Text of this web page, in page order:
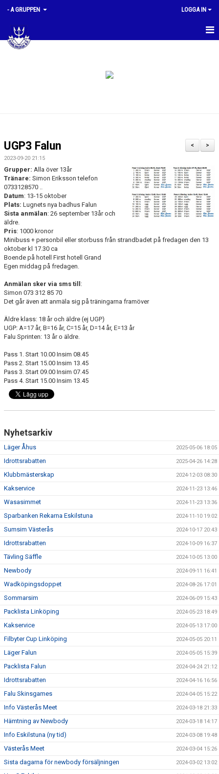
- A GRUPPEN LOGGA IN
HEM
DOKUMENT
>
<
UGP3 Falun
2023-09-20 21:15
Grupper: Alla över 13år
Tränare: Simon Eriksson telefon
0733128570 ..
Datum: 13-15 oktober
Plats: Lugnets nya badhus Falun
Sista anmälan: 26 september 13år och
äldre.
Pris: 1000 kronor
Minibuss + personbil eller storbuss från strandbadet på fredagen den 13
oktober kl 17.30 ca
Boende på hotell First hotell Grand
Egen middag på fredagen.
Anmälan sker via sms till :
Simon 073 312 85 70
Det går även att anmäla sig på träningarna framöver
Äldre klass: 18 år och äldre (ej UGP)
UGP: A=17 år, B=16 år, C=15 år, D=14 år, E=13 år
Falu Sprinten: 13 år o äldre.
Pass 1. Start 10.00 Insim 08.45
Pass 2. Start 15.00 Insim 13.45
Pass 3. Start 09.00 Insim 07.45
Pass 4. Start 15.00 Insim 13.45
Nyhetsarkiv
Läger Åhus 2025-05-06 18:05
Idrottsrabatten 2025-04-26 14:28
Klubbmästerskap 2024-12-03 08:30
Kakservice 2024-11-23 13:46
Wasasimmet 2024-11-23 13:36
Sparbanken Rekarna Eskilstuna 2024-11-10 19:02
Sumsim Västerås 2024-10-17 20:43
Idrottsrabatten 2024-10-09 16:37
Tävling Säffle 2024-10-05 13:00
Newbody 2024-09-11 16:41
Wadköpingsdoppet 2024-08-26 17:01
Sommarsim 2024-06-09 15:43
Packlista Linköping 2024-05-23 18:49
Kakservice 2024-05-13 17:00
Filbyter Cup Linköping 2024-05-05 20:11
Läger Falun 2024-05-05 15:39
Packlista Falun 2024-04-24 21:12
Idrottsrabatten 2024-04-16 16:56
Falu Skinsgames 2024-04-05 15:22
Info Västerås Meet 2024-03-18 21:33
Hämtning av Newbody 2024-03-18 14:17
Info Eskilstuna (ny tid) 2024-03-08 19:48
Västerås Meet 2024-03-04 15:26
Sista dagarna för newbody försäljningen 2024-03-02 13:02